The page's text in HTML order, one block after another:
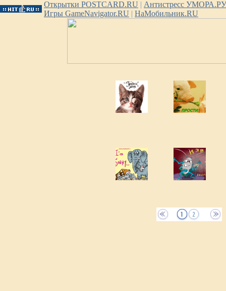
Открытки POSTCARD.RU | Антистресс УМОРА.РУ
Игры GameNavigator.RU | НаМобильник.RU